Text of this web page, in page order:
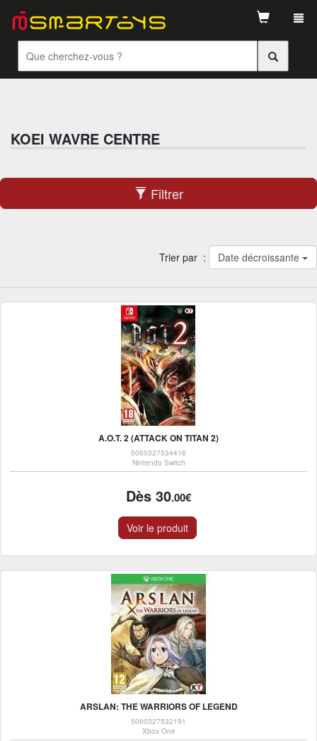
KOEI WAVRE CENTRE
Filtrer
Trier par : Date décroissante
A.O.T. 2 (ATTACK ON TITAN 2)
5060327534416
Nintendo Switch
Dès 30.00€
Voir le produit
ARSLAN: THE WARRIORS OF LEGEND
5060327532191
Xbox One